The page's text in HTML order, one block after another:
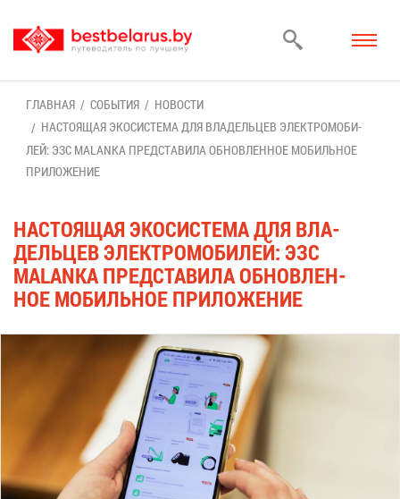
ГЛАВ­НАЯ СО­БЫ­ТИЯ
НО­ВО­СТИ
НА­СТО­Я­ЩАЯ ЭКО­СИ­СТЕ­МА ДЛЯ ВЛА­ДЕЛЬ­ЦЕВ ЭЛЕК­ТРО­МО­БИ­
ЛЕЙ: ЭЗС MALANKA ПРЕД­СТА­ВИ­ЛА ОБ­НОВ­ЛЕН­НОЕ МО­БИЛЬ­НОЕ
ПРИ­ЛО­ЖЕ­НИЕ
НА­СТО­Я­ЩАЯ ЭКО­СИ­СТЕ­МА ДЛЯ ВЛА­
ДЕЛЬ­ЦЕВ ЭЛЕК­ТРО­МО­БИ­ЛЕЙ: ЭЗС
MALANKA ПРЕД­СТА­ВИ­ЛА ОБ­НОВ­ЛЕН­
НОЕ МО­БИЛЬ­НОЕ ПРИ­ЛО­ЖЕ­НИЕ